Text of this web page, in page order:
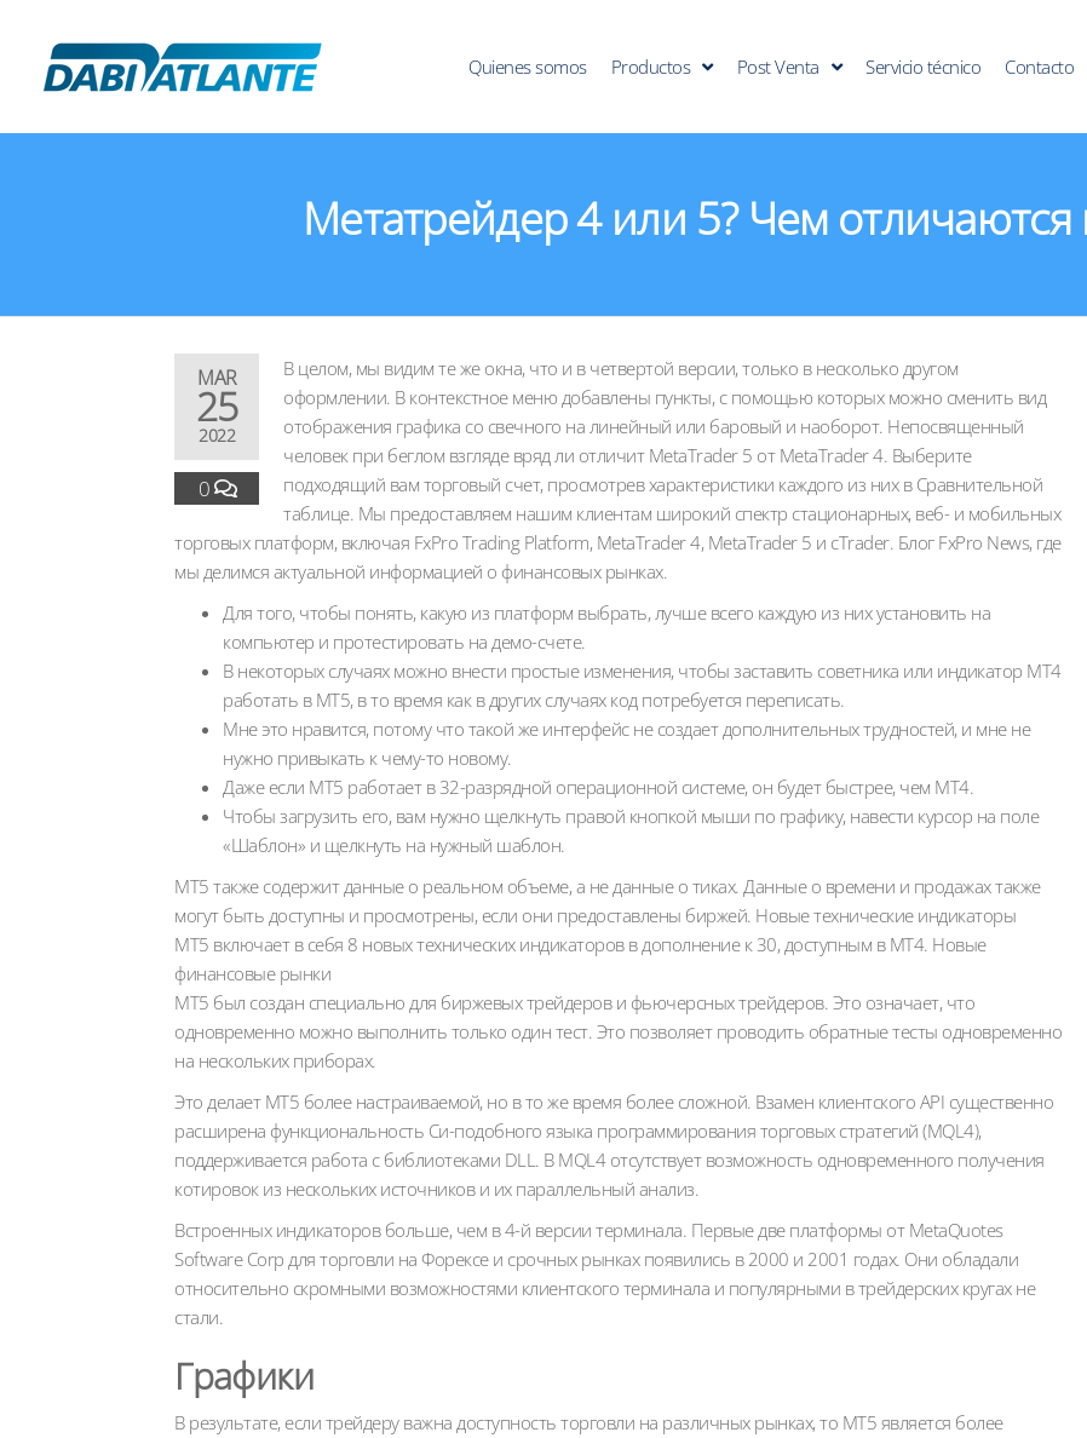
Quienes somos Productos Post Venta Servicio técnico Contacto
Метатрейдер 4 или 5? Чем
MAR
25
2022
0
В целом, мы видим те же окна, что и в четвертой версии, только в несколько другом
оформлении. В контекстное меню добавлены пункты, с помощью которых можно сменить вид
отображения графика со свечного на линейный или баровый и наоборот. Непосвященный
человек при беглом взгляде вряд ли отличит MetaTrader 5 от MetaTrader 4. Выберите
подходящий вам торговый счет, просмотрев характеристики каждого из них в Сравнительной
таблице. Мы предоставляем нашим клиентам широкий спектр стационарных, веб- и мобильных
торговых платформ, включая FxPro Trading Platform, MetaTrader 4, MetaTrader 5 и cTrader. Блог FxPro News, где
мы делимся актуальной информацией о финансовых рынках.
Для того, чтобы понять, какую из платформ выбрать, лучше всего каждую из них установить на
компьютер и протестировать на демо-счете.
В некоторых случаях можно внести простые изменения, чтобы заставить советника или индикатор MT4
работать в MT5, в то время как в других случаях код потребуется переписать.
Мне это нравится, потому что такой же интерфейс не создает дополнительных трудностей, и мне не
нужно привыкать к чему-то новому.
Даже если MT5 работает в 32-разрядной операционной системе, он будет быстрее, чем MT4.
Чтобы загрузить его, вам нужно щелкнуть правой кнопкой мыши по графику, навести курсор на поле
«Шаблон» и щелкнуть на нужный шаблон.
MT5 также содержит данные о реальном объеме, а не данные о тиках. Данные о времени и продажах также
могут быть доступны и просмотрены, если они предоставлены биржей. Новые технические индикаторы
MT5 включает в себя 8 новых технических индикаторов в дополнение к 30, доступным в MT4. Новые
финансовые рынки
MT5 был создан специально для биржевых трейдеров и фьючерсных трейдеров. Это означает, что
одновременно можно выполнить только один тест. Это позволяет проводить обратные тесты одновременно
на нескольких приборах.
Это делает MT5 более настраиваемой, но в то же время более сложной. Взамен клиентского API существенно
расширена функциональность Си-подобного языка программирования торговых стратегий (MQL4),
поддерживается работа с библиотеками DLL. В MQL4 отсутствует возможность одновременного получения
котировок из нескольких источников и их параллельный анализ.
Встроенных индикаторов больше, чем в 4-й версии терминала. Первые две платформы от MetaQuotes
Software Corp для торговли на Форексе и срочных рынках появились в 2000 и 2001 годах. Они обладали
относительно скромными возможностями клиентского терминала и популярными в трейдерских кругах не
стали.
Графики
В результате, если трейдеру важна доступность торговли на различных рынках, то MT5 является более